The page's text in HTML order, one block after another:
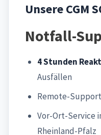
Unsere CGM
Notfall-
4 Stunden
Ausfällen
Remote-
Vor-Ort-Service
Rheinland-Pfalz